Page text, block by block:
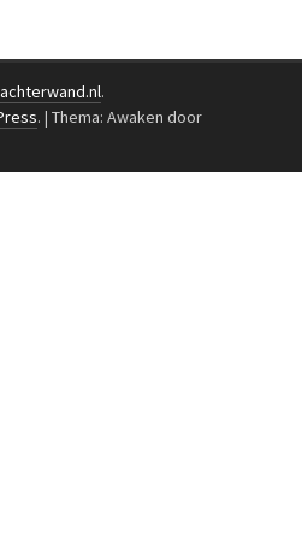
.
. | Thema: Awaken door